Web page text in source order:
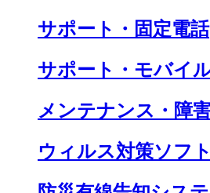
サポート・固定電話
サポート・モバイ
メンテナンス・障
ウィルス対策ソフ